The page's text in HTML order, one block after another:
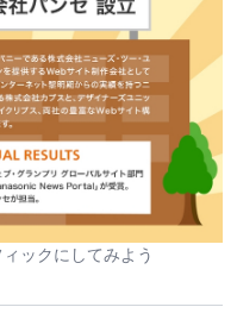
ックにしてみよう